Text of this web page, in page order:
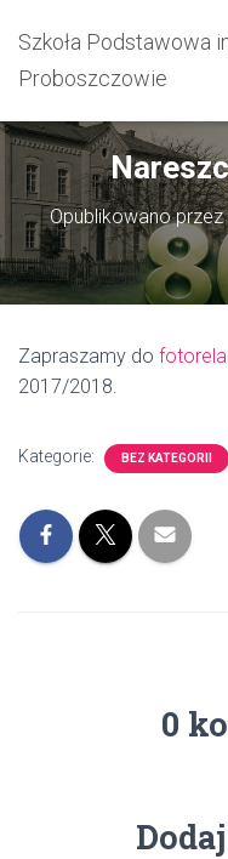
Szkoła Podstawowa
Proboszczowie
Opublikowano przez
Zapraszamy do
2017/2018.
Kategorie: BEZ KATEGORII
0